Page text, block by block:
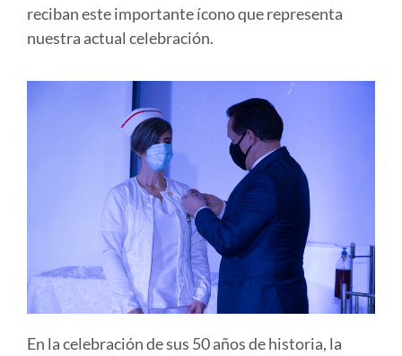
reciban este importante ícono que representa
nuestra actual celebración.
En la celebración de sus 50 años de historia, la